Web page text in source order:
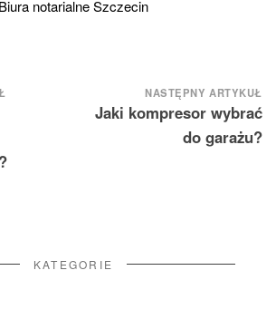
Biura notarialne Szczecin
NASTĘPNY ARTYKUŁ
Jaki kompresor wybrać
do garażu?
KATEGORIE